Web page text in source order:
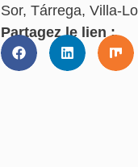
Sor,Tárrega,Villa-
Partagez le lien :